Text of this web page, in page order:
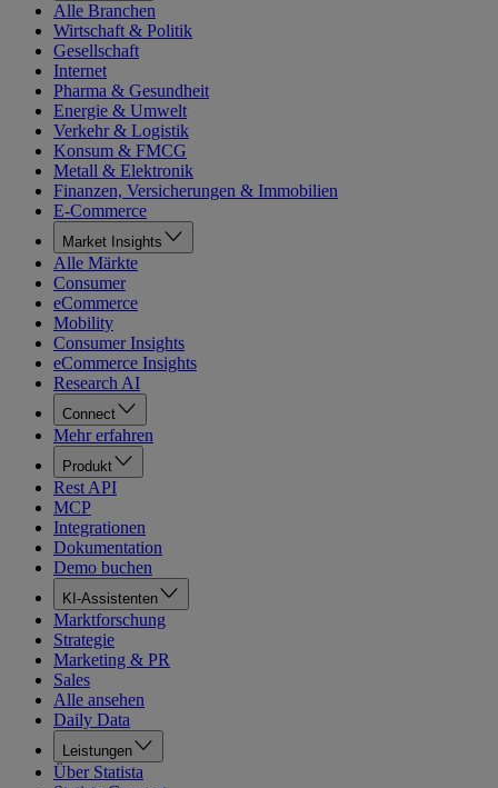
Alle Branchen
Wirtschaft & Politik
Gesellschaft
Internet
Pharma & Gesundheit
Energie & Umwelt
Verkehr & Logistik
Konsum & FMCG
Metall & Elektronik
Finanzen, Versicherungen & Immobilien
E-Commerce
Market Insights
Alle Märkte
Consumer
eCommerce
Mobility
Consumer Insights
eCommerce Insights
Research AI
Connect
Mehr erfahren
Produkt
Rest API
MCP
Integrationen
Dokumentation
Demo buchen
KI-Assistenten
Marktforschung
Strategie
Marketing & PR
Sales
Alle ansehen
Daily Data
Leistungen
Über Statista